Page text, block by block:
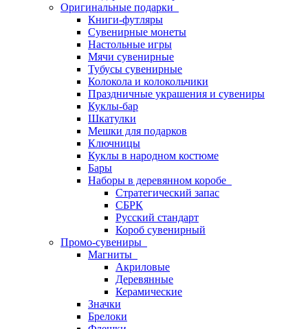
Оригинальные подарки
Книги-футляры
Сувенирные монеты
Настольные игры
Мячи сувенирные
Тубусы сувенирные
Колокола и колокольчики
Праздничные украшения и сувениры
Куклы-бар
Шкатулки
Мешки для подарков
Ключницы
Куклы в народном костюме
Бары
Наборы в деревянном коробе
Стратегический запас
СБРК
Русский стандарт
Короб сувенирный
Промо-сувениры
Магниты
Акриловые
Деревянные
Керамические
Значки
Брелоки